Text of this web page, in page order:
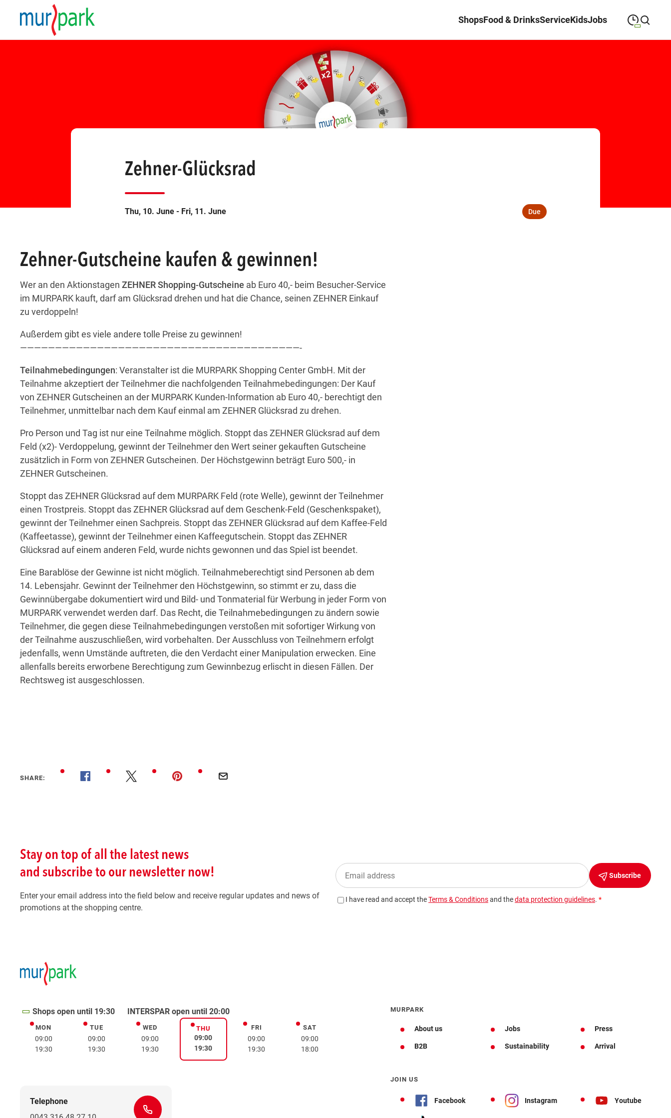
ShopsFood & DrinksServiceKidsJobs
Zehner-Glücksrad
Thu, 10. June - Fri, 11. June Due
Zehner-Gutscheine kaufen & gewinnen!
Wer an den Aktionstagen ZEHNER Shopping-Gutscheine ab Euro 40,- beim Besucher-Service
im MURPARK kauft, darf am Glücksrad drehen und hat die Chance, seinen ZEHNER Einkauf
zu verdoppeln!
Außerdem gibt es viele andere tolle Preise zu gewinnen!
————————————————————————————————————————-
Teilnahmebedingungen: Veranstalter ist die MURPARK Shopping Center GmbH. Mit der
Teilnahme akzeptiert der Teilnehmer die nachfolgenden Teilnahmebedingungen: Der Kauf
von ZEHNER Gutscheinen an der MURPARK Kunden-Information ab Euro 40,- berechtigt den
Teilnehmer, unmittelbar nach dem Kauf einmal am ZEHNER Glücksrad zu drehen.
Pro Person und Tag ist nur eine Teilnahme möglich. Stoppt das ZEHNER Glücksrad auf dem
Feld (x2)- Verdoppelung, gewinnt der Teilnehmer den Wert seiner gekauften Gutscheine
zusätzlich in Form von ZEHNER Gutscheinen. Der Höchstgewinn beträgt Euro 500,- in
ZEHNER Gutscheinen.
Stoppt das ZEHNER Glücksrad auf dem MURPARK Feld (rote Welle), gewinnt der Teilnehmer
einen Trostpreis. Stoppt das ZEHNER Glücksrad auf dem Geschenk-Feld (Geschenkspaket),
gewinnt der Teilnehmer einen Sachpreis. Stoppt das ZEHNER Glücksrad auf dem Kaffee-Feld
(Kaffeetasse), gewinnt der Teilnehmer einen Kaffeegutschein. Stoppt das ZEHNER
Glücksrad auf einem anderen Feld, wurde nichts gewonnen und das Spiel ist beendet.
Eine Barablöse der Gewinne ist nicht möglich. Teilnahmeberechtigt sind Personen ab dem
14. Lebensjahr. Gewinnt der Teilnehmer den Höchstgewinn, so stimmt er zu, dass die
Gewinnübergabe dokumentiert wird und Bild- und Tonmaterial für Werbung in jeder Form von
MURPARK verwendet werden darf. Das Recht, die Teilnahmebedingungen zu ändern sowie
Teilnehmer, die gegen diese Teilnahmebedingungen verstoßen mit sofortiger Wirkung von
der Teilnahme auszuschließen, wird vorbehalten. Der Ausschluss von Teilnehmern erfolgt
jedenfalls, wenn Umstände auftreten, die den Verdacht einer Manipulation erwecken. Eine
allenfalls bereits erworbene Berechtigung zum Gewinnbezug erlischt in diesen Fällen. Der
Rechtsweg ist ausgeschlossen.
SHARE:
Shops open until 19:30 INTERSPAR open until 20:00
MONMonday
09:00
19:30
TUETuesday
09:00
19:30
WEDWednesday
09:00
19:30
THUThursday
09:00
19:30
FRIFriday
09:00
19:30
SATSaturday
09:00
18:00
Telephone
MURPARK
About us Jobs Press
B2B Sustainability Arrival
JOIN US
Facebook Instagram Youtube